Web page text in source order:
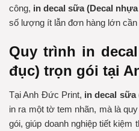
công, in decal sữa (Decal
số lượng ít lẫn đơn hàng lớn cần
Quy trình in
đục) trọn gói tại
Tại Anh Đức Print, in decal sữa
in ra một tờ tem nhãn, mà là
gói, giúp doanh nghiệp tiết